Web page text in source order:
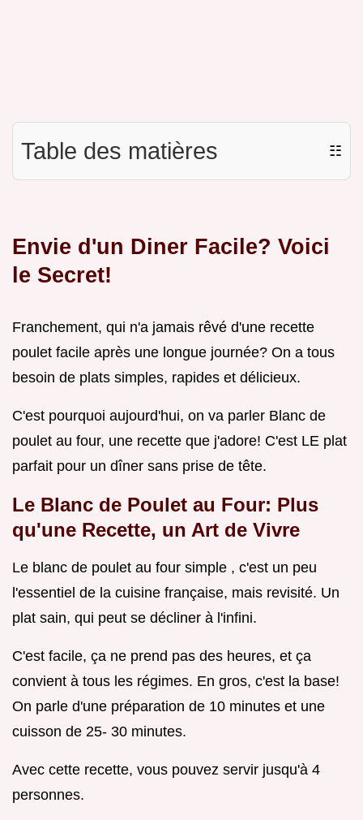
Table des matières ☷
Envie d'un Diner Facile? Voici
le Secret!
Franchement, qui n'a jamais rêvé d'une recette
poulet facile après une longue journée? On a tous
besoin de plats simples, rapides et délicieux.
C'est pourquoi aujourd'hui, on va parler Blanc de
poulet au four, une recette que j'adore! C'est LE plat
parfait pour un dîner sans prise de tête.
Le Blanc de Poulet au Four: Plus
qu'une Recette, un Art de Vivre
Le blanc de poulet au four simple , c'est un peu
l'essentiel de la cuisine française, mais revisité. Un
plat sain, qui peut se décliner à l'infini.
C'est facile, ça ne prend pas des heures, et ça
convient à tous les régimes. En gros, c'est la base!
On parle d'une préparation de 10 minutes et une
cuisson de 25- 30 minutes.
Avec cette recette, vous pouvez servir jusqu'à 4
personnes.